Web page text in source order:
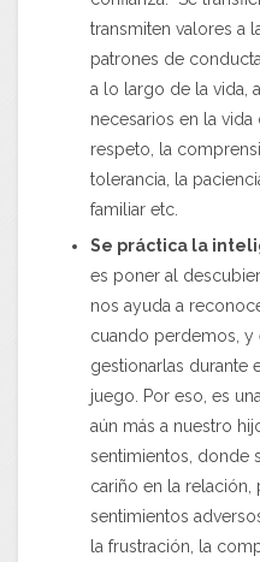
transmiten valores a
patrones de
a lo largo de la vida,
necesarios en la
respeto, la
tolerancia, la
familiar etc.
Se práctica la
es poner al
nos ayuda a
cuando perdemos, y
gestionarlas durante
juego. Por eso, es
aún más a nuestro
sentimientos, donde
cariño en la relación,
sentimientos
la frustración, la